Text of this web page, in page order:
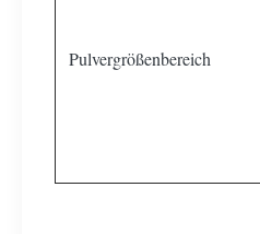
Pulvergrößenbereich